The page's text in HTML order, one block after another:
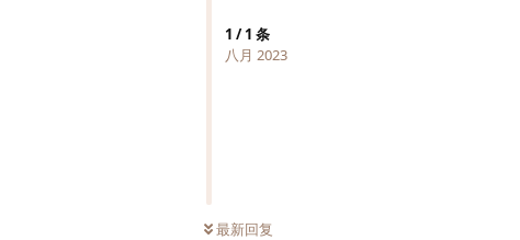
1 /1 条
八月 2023
最新回复